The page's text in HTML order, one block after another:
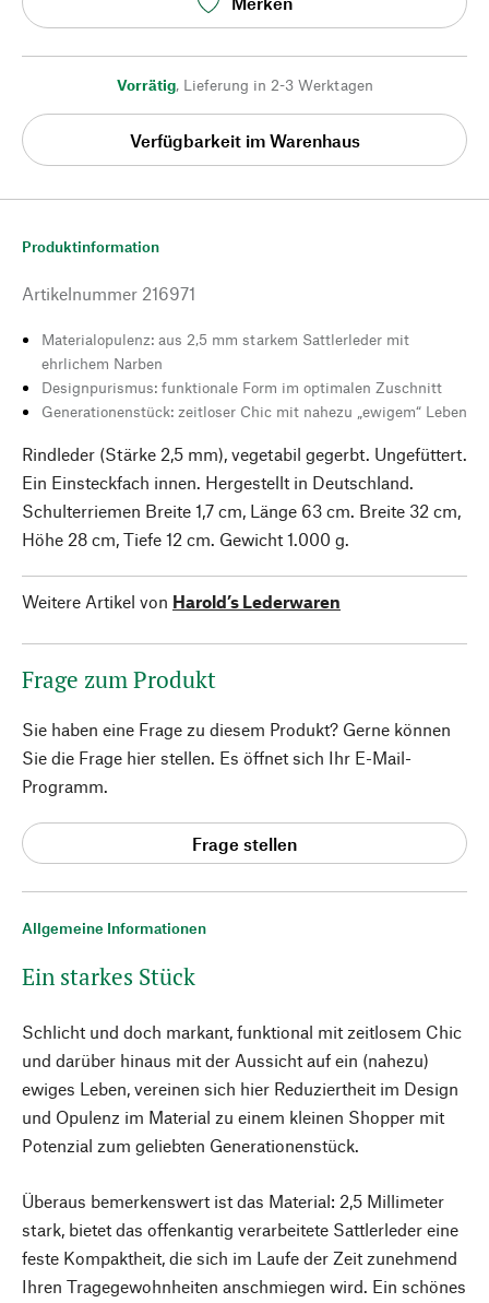
Vorrätig, Lieferung in 2-3 Werktagen
Verfügbarkeit im Warenhaus
Allgemeine Informationen
Ein starkes Stück
Schlicht und doch markant, funktional mit zeitlosem Chic
und darüber hinaus mit der Aussicht auf ein (nahezu)
ewiges Leben, vereinen sich hier Reduziertheit im Design
und Opulenz im Material zu einem kleinen Shopper mit
Potenzial zum geliebten Generationenstück.
Überaus bemerkenswert ist das Material: 2,5 Millimeter
stark, bietet das offenkantig verarbeitete Sattlerleder eine
feste Kompaktheit, die sich im Laufe der Zeit zunehmend
Ihren Tragegewohnheiten anschmiegen wird. Ein schönes
Produktinformation
Artikelnummer 216971
Materialopulenz: aus 2,5 mm starkem Sattlerleder mit
ehrlichem Narben
Designpurismus: funktionale Form im optimalen Zuschnitt
Generationenstück: zeitloser Chic mit nahezu „ewigem“ Leben
Rindleder (Stärke 2,5 mm), vegetabil gegerbt. Ungefüttert.
Ein Einsteckfach innen. Hergestellt in Deutschland.
Schulterriemen Breite 1,7 cm, Länge 63 cm. Breite 32 cm,
Höhe 28 cm, Tiefe 12 cm. Gewicht 1.000 g.
Weitere Artikel von Harold’s Lederwaren
Frage zum Produkt
Sie haben eine Frage zu diesem Produkt? Gerne können
Sie die Frage hier stellen. Es öffnet sich Ihr E-Mail-
Programm.
Frage stellen